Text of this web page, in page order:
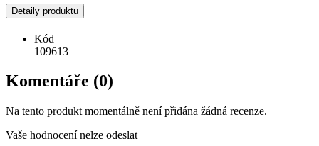
Detaily produktu
Kód
109613
Komentáře (0)
Na tento produkt momentálně není přidána žádná recenze.
Vaše hodnocení nelze odeslat